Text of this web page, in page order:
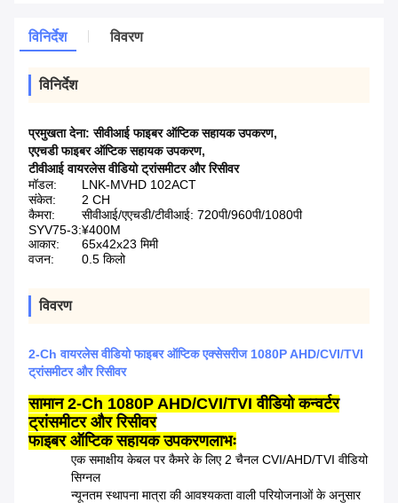
विनिर्देश विवरण
विनिर्देश
प्रमुखता देना:सीवीआई फाइबर ऑप्टिक सहायक उपकरण,
एएचडी फाइबर ऑप्टिक सहायक उपकरण,
टीवीआई वायरलेस वीडियो ट्रांसमीटर और रिसीवर
मॉडल:
LNK-MVHD 102ACT
संकेत:
2 CH
कैमरा:
सीवीआई/एएचडी/टीवीआई: 720पी/960पी/1080पी
SYV75-3:¥400M
आकार:
65x42x23 मिमी
वजन:
0.5 किलो
विवरण
2-Ch वायरलेस वीडियो फाइबर ऑप्टिक एक्सेसरीज 1080P AHD/CVI/TVI
ट्रांसमीटर और रिसीवर
सामान 2-Ch 1080P AHD/CVI/TVI वीडियो कन्वर्टर
ट्रांसमीटर और रिसीवर
फाइबर ऑप्टिक सहायक उपकरणलाभः
एक समाक्षीय केबल पर कैमरे के लिए 2 चैनल CVI/AHD/TVI वीडियो
सिग्नल
न्यूनतम स्थापना मात्रा की आवश्यकता वाली परियोजनाओं के अनुसार